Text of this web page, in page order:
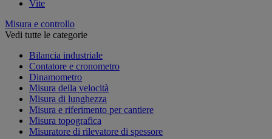
Vite
Misura e controllo
Vedi tutte le categorie
Bilancia industriale
Contatore e cronometro
Dinamometro
Misura della velocità
Misura di lunghezza
Misura e riferimento per cantiere
Misura topografica
Misuratore di rilevatore di spessore